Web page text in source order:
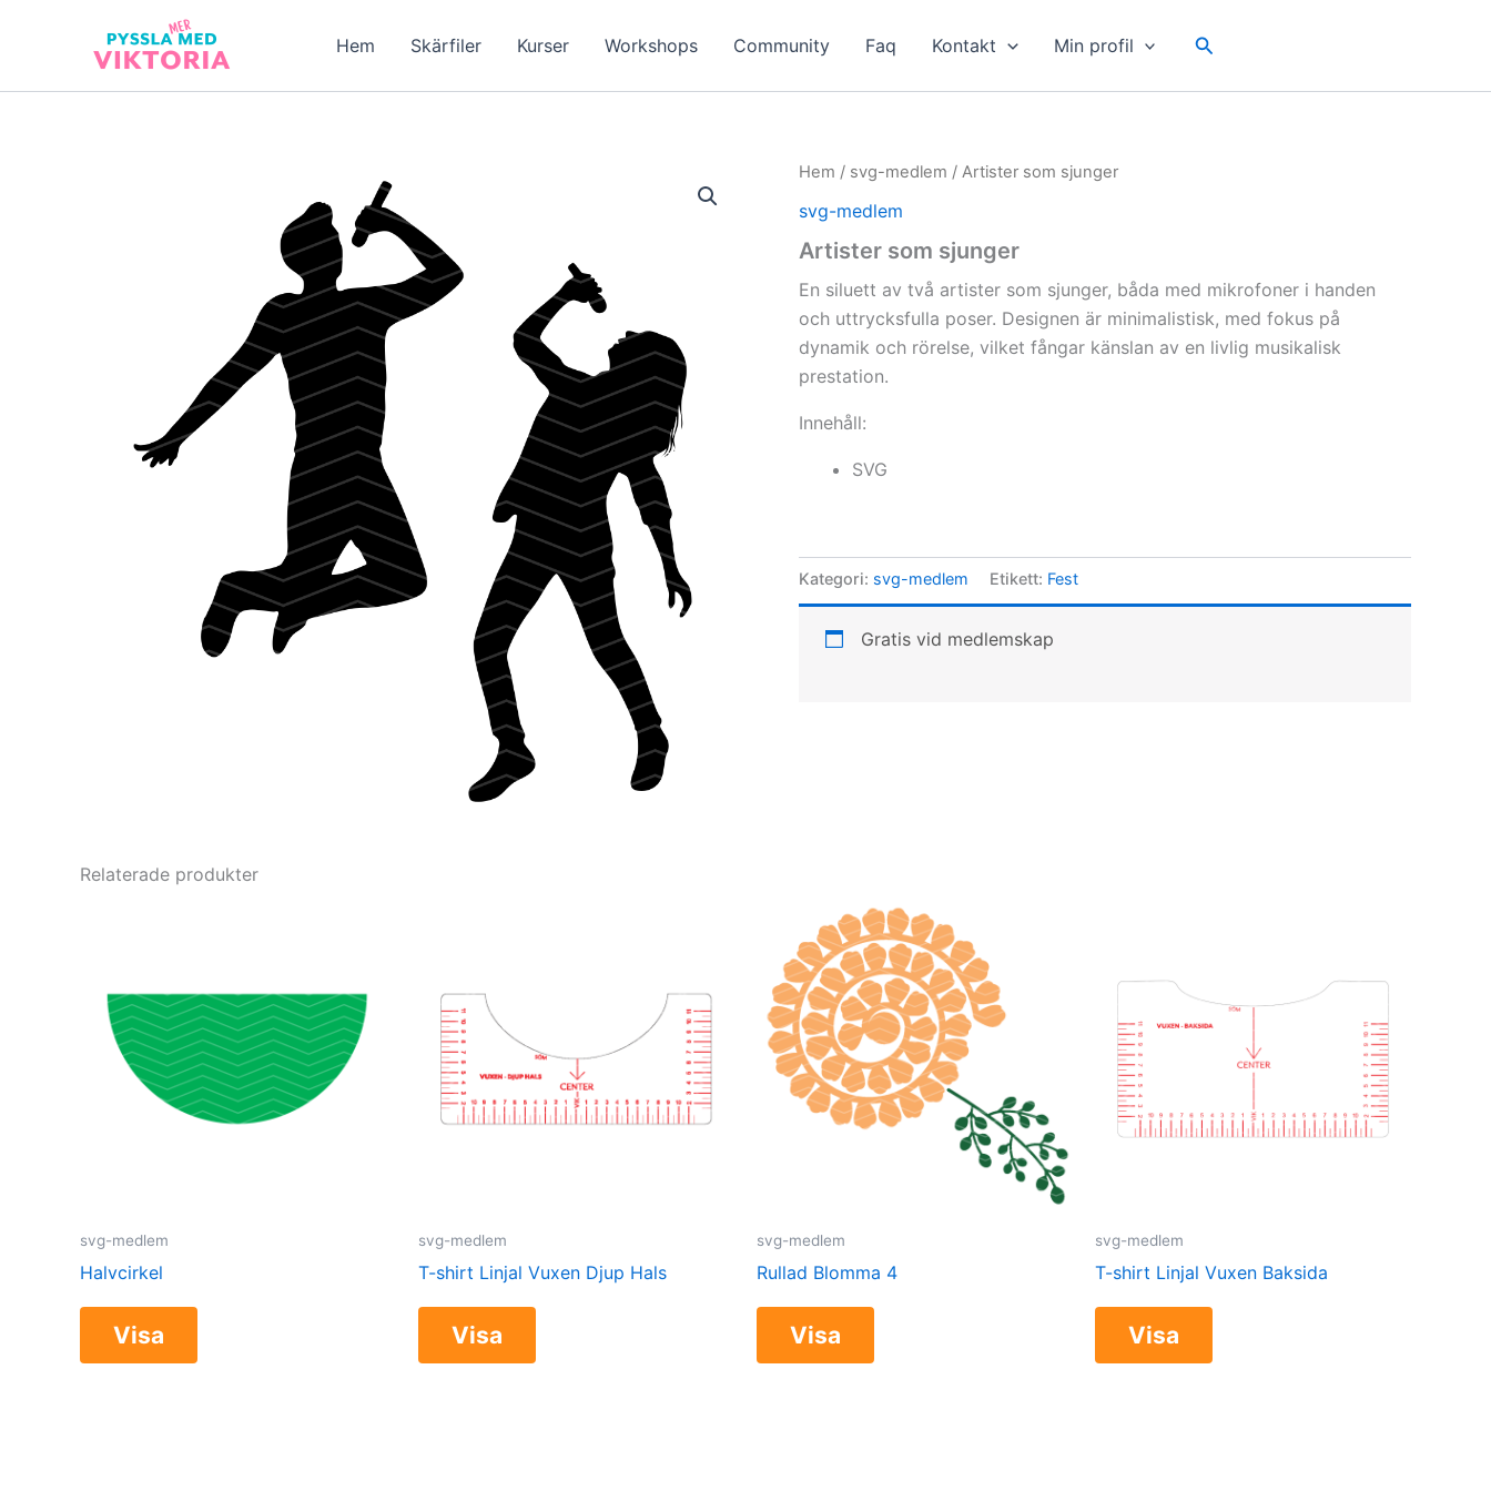
Hem Skärfiler Kurser Workshops Community Faq Kontakt Min profil Sök
Hem / svg-medlem / Artister som sjunger
svg-medlem
Artister som sjunger
En siluett av två artister som sjunger, båda med mikrofoner i handen
och uttrycksfulla poser. Designen är minimalistisk, med fokus på
dynamik och rörelse, vilket fångar känslan av en livlig musikalisk
prestation.
Innehåll:
SVG
Kategori: svg-medlem Etikett: Fest
Gratis vid medlemskap
Relaterade produkter
svg-medlem
Halvcirkel
Visa
svg-medlem
T-shirt Linjal Vuxen Djup Hals
Visa
svg-medlem
Rullad Blomma 4
Visa
svg-medlem
T-shirt Linjal Vuxen Baksida
Visa